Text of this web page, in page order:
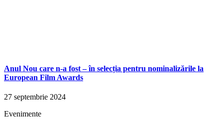
Anul Nou care n-a fost – în selecția pentru nominalizările la
European Film Awards
27 septembrie 2024
Evenimente